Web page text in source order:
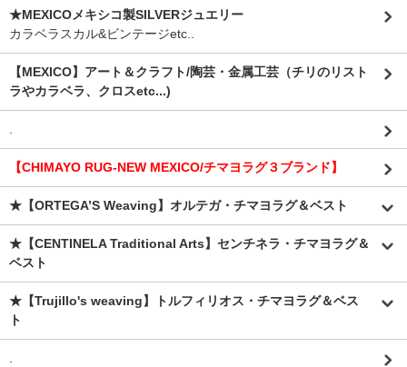
★MEXICOメキシコ製SILVERジュエリー
カラベラスカル&ビンテージetc..
【MEXICO】アート＆クラフト/陶芸・金属工芸（チリのリスト
ラやカラベラ、クロスetc...)
.
【CHIMAYO RUG-NEW MEXICO/チマヨラグ３ブランド】
★【ORTEGA’S Weaving】オルテガ・チマヨラグ＆ベスト
★【CENTINELA Traditional Arts】センチネラ・チマヨラグ＆
ベスト
★【Trujillo's weaving】トルフィリオス・チマヨラグ＆ベス
ト
.